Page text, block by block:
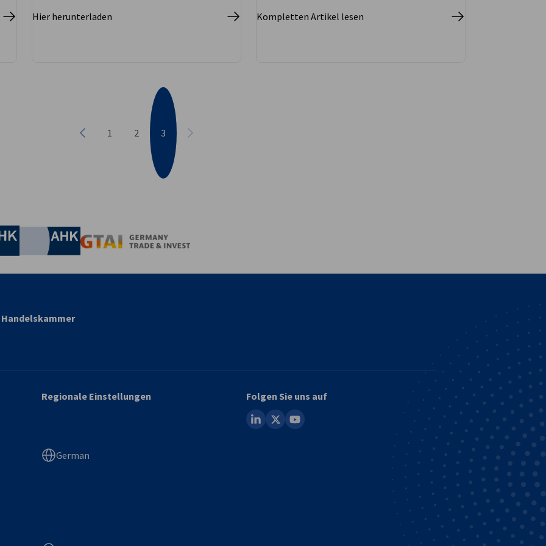
Hier herunterladen Kompletten Artikel lesen
Vorherige
1 2 3
Nächste
Industrie- und Handelskammer
Industrie- und Handelskammer
AHK.de
Regionale Einstellungen
German
Folgen Sie uns auf
linkedin
youtube